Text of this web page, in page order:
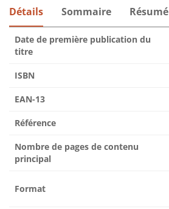
Détails Sommaire Résumé
Date de première publication du
titre
ISBN
EAN-13
Référence
Nombre de pages de contenu
principal
Format